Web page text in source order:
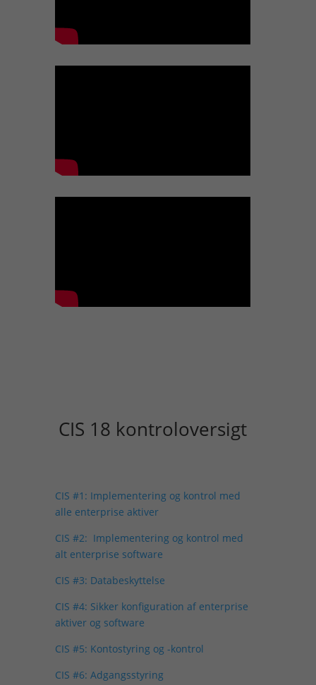
CIS 18 kontroloversigt
CIS #1: Implementering og kontrol med
alle enterprise aktiver
CIS #2: Implementering og kontrol med
alt enterprise software
CIS #3: Databeskyttelse
CIS #4: Sikker konfiguration af enterprise
aktiver og software
CIS #5: Kontostyring og -kontrol
CIS #6: Adgangsstyring